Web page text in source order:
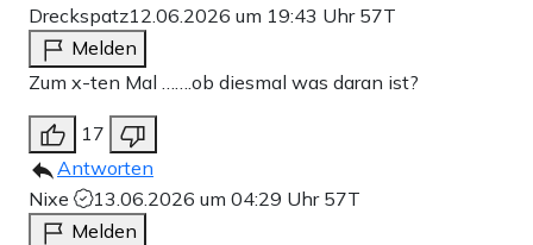
Dreckspatz12.06.2026 um 19:43 Uhr 57T
Melden
Zum x-ten Mal …….ob diesmal was daran ist?
17
Antworten
Nixe
13.06.2026 um 04:29 Uhr 57T
Melden